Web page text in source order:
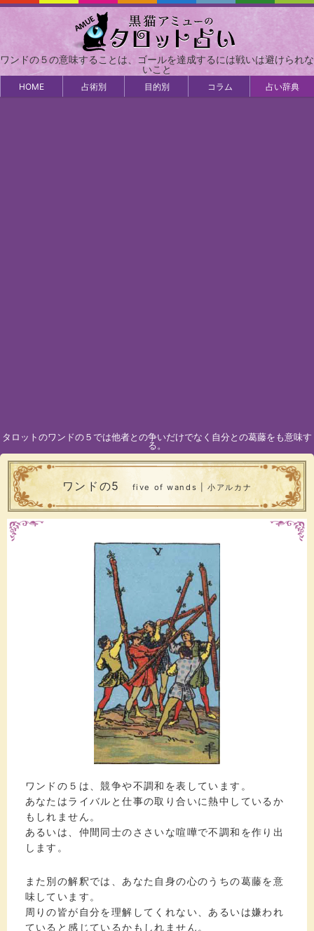
ワンドの５の意味することは、ゴールを達成するには戦いは避けられな
いこと
HOME 占術別 目的別 コラム 占い辞典
タロットのワンドの５では他者との争いだけでなく自分との葛藤をも意味す
る。
ワンドの5 five of wands | 小アルカナ
ワンドの５は、競争や不調和を表しています。
あなたはライバルと仕事の取り合いに熱中しているか
もしれません。
あるいは、仲間同士のささいな喧嘩で不調和を作り出
します。
また別の解釈では、あなた自身の心のうちの葛藤を意
味しています。
周りの皆が自分を理解してくれない、あるいは嫌われ
ていると感じているかもしれません。